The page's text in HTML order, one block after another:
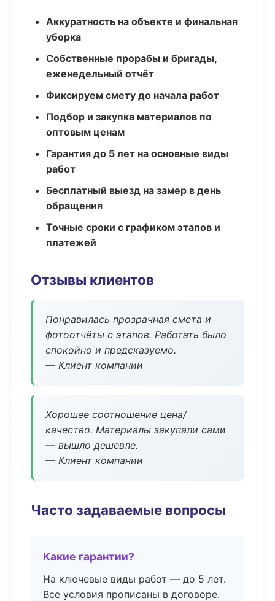
Аккуратность на объекте и финальная
уборка
Собственные прорабы и бригады,
еженедельный отчёт
Фиксируем смету до начала работ
Подбор и закупка материалов по
оптовым ценам
Гарантия до 5 лет на основные виды
работ
Бесплатный выезд на замер в день
обращения
Точные сроки с графиком этапов и
платежей
Отзывы клиентов
Понравилась прозрачная смета и
фотоотчёты с этапов. Работать было
спокойно и предсказуемо.
— Клиент компании
Хорошее соотношение цена/
качество. Материалы закупали сами
— вышло дешевле.
— Клиент компании
Часто задаваемые вопросы
Какие гарантии?
На ключевые виды работ — до 5 лет.
Все условия прописаны в договоре.